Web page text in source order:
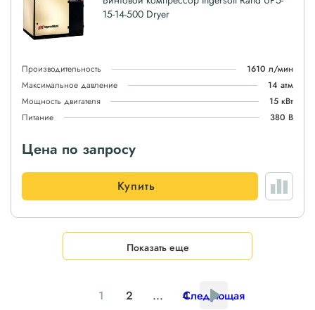
15-14-500 Dryer
Производительность
1610 л/мин
Максимальное давление
14 атм
Мощность двигателя
15 кВт
Питание
380 В
Цена по запросу
Купить
Показать еще
1 2 ... 4
Следующая